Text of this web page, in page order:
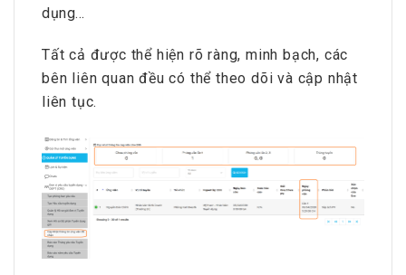
dụng…
Tất cả được thể hiện rõ ràng, minh bạch, các
bên liên quan đều có thể theo dõi và cập nhật
liên tục.